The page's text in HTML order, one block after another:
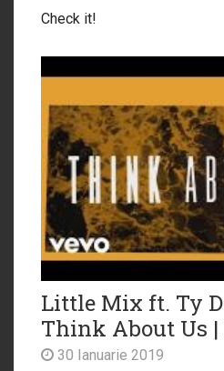
Check it!
Little Mix ft. Ty
Think About Us
30 Ianuarie 2019